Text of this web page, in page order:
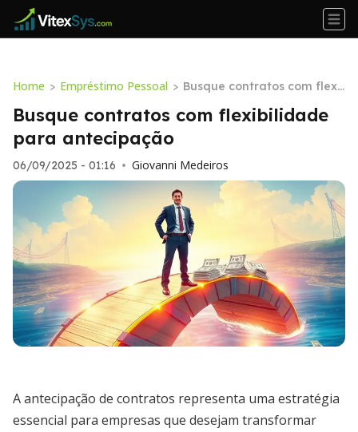
Home > Empréstimo Pessoal > Busque contratos com flexi
bilidade para antecipação
Busque contratos com flexibilidade
para antecipação
06/09/2025 - 01:16 • Giovanni Medeiros
A antecipação de contratos representa uma estratégia
essencial para empresas que desejam transformar